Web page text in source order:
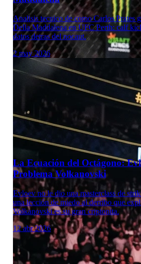
Laboratorio Técnico
Analisis tecnico de como Carlos Prates
Della Maddalena en UFC Perth: calf
datos detras del nocaut.
2 may 2026
La Ecuación del Octágono:
Problema Volkanovski
Evloev no le dio una masterclass de
una lección de miedo al derribo que
Volkanovski es su gran criptonita.
12 abr 2026